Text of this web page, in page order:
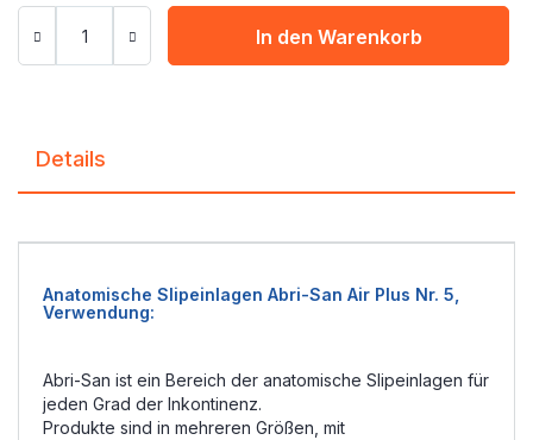
In den Warenkorb
Details
Anatomische Slipeinlagen Abri-San Air Plus Nr. 5,
Verwendung:
Abri-San ist ein Bereich der anatomische Slipeinlagen für
jeden Grad der Inkontinenz.
Produkte sind in mehreren Größen, mit